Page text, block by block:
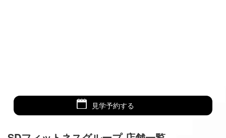
見学予約する